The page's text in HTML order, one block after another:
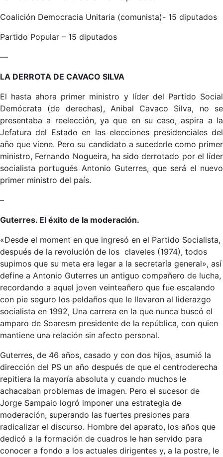
Coalición Democracia Unitaria (comunista)- 15 diputados
Partido Popular – 15 diputados
—
LA DERROTA DE CAVACO SILVA
El hasta ahora primer ministro y líder del Partido Social
Demócrata (de derechas), Anibal Cavaco Silva, no se
presentaba a reelección, ya que en su caso, aspira a la
Jefatura del Estado en las elecciones presidenciales del
año que viene. Pero su candidato a sucederle como primer
ministro, Fernando Nogueira, ha sido derrotado por el líder
socialista portugués Antonio Guterres, que será el nuevo
primer ministro del país.
–
Guterres. El éxito de la moderación.
«Desde el moment en que ingresó en el Partido Socialista,
después de la revolución de los claveles (1974), todos
supimos que su meta era legar a la secretaría general», así
define a Antonio Guterres un antiguo compañero de lucha,
recordando a aquel joven veinteañero que fue escalando
con pie seguro los peldaños que le llevaron al liderazgo
socialista en 1992, Una carrera en la que nunca buscó el
amparo de Soaresm presidente de la república, con quien
mantiene una relación sin afecto personal.
Guterres, de 46 años, casado y con dos hijos, asumió la
dirección del PS un año después de que el centroderecha
repitiera la mayoría absoluta y cuando muchos le
achacaban problemas de imagen. Pero el sucesor de
Jorge Sampaio logró imponer una estrategia de
moderación, superando las fuertes presiones para
radicalizar el discurso. Hombre del aparato, los años que
dedicó a la formación de cuadros le han servido para
conocer a fondo a los actuales dirigentes y, a la postre, le